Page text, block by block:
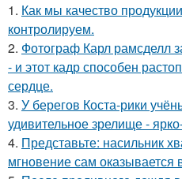
1. Как мы качество
контролируем.
2. Фотограф Карл рамсделл
- и этот кадр способен
сердце.
3. У берегов Коста-рики
удивительное зрелище -
4. Представьте: насильник
мгновение сам оказывается